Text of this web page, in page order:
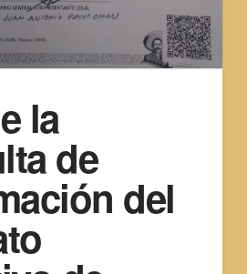
la
de
del